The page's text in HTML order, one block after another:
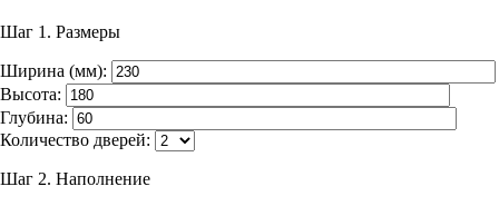
Шаг 1. Размеры
Ширина (мм):
Высота:
Глубина:
Количество дверей:
Шаг 2. Наполнение